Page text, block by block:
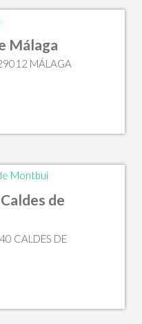
Málaga
MÁLAGA
de
CALDES DE